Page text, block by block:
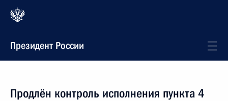
Президент России
Продлён контроль исполнения пункта 4